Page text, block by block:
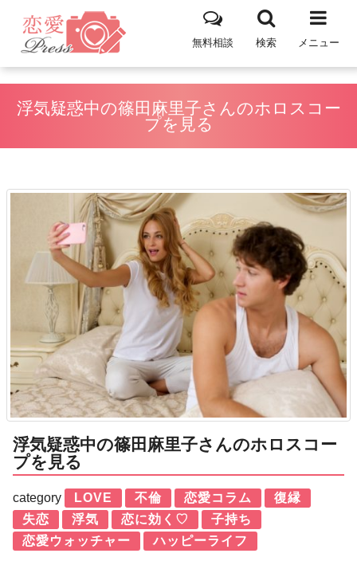
メニュー
検索
無料相談
浮気疑惑中の篠田麻里子さんのホロスコー
プを見る
浮気疑惑中の篠田麻里子さんのホロスコー
プを見る
category LOVE 不倫 恋愛コラム
復縁
失恋
浮気 恋に効く♡
子持ち
恋愛ウォッチャー
ハッピーライフ